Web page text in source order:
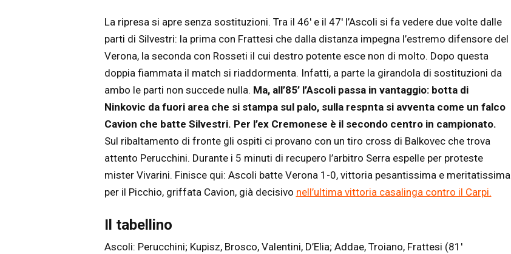
La ripresa si apre senza sostituzioni. Tra il 46′ e il 47′ l’Ascoli si fa vedere due volte dalle
parti di Silvestri: la prima con Frattesi che dalla distanza impegna l’estremo difensore del
Verona, la seconda con Rosseti il cui destro potente esce non di molto. Dopo questa
doppia fiammata il match si riaddormenta. Infatti, a parte la girandola di sostituzioni da
ambo le parti non succede nulla. Ma, all’85’ l’Ascoli passa in vantaggio: botta di
Ninkovic da fuori area che si stampa sul palo, sulla respnta si avventa come un falco
Cavion che batte Silvestri. Per l’ex Cremonese è il secondo centro in campionato.
Sul ribaltamento di fronte gli ospiti ci provano con un tiro cross di Balkovec che trova
attento Perucchini. Durante i 5 minuti di recupero l’arbitro Serra espelle per proteste
mister Vivarini. Finisce qui: Ascoli batte Verona 1-0, vittoria pesantissima e meritatissima
per il Picchio, griffata Cavion, già decisivo nell’ultima vittoria casalinga contro il Carpi.
Il tabellino
Ascoli: Perucchini; Kupisz, Brosco, Valentini, D’Elia; Addae, Troiano, Frattesi (81′